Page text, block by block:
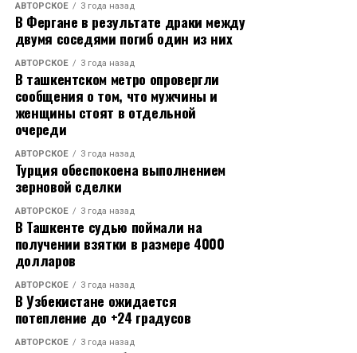
АВТОРСКОЕ 3 года назад
В Фергане в результате драки между
двумя соседями погиб один из них
АВТОРСКОЕ 3 года назад
В ташкентском метро опровергли
сообщения о том, что мужчины и
женщины стоят в отдельной
очереди
АВТОРСКОЕ 3 года назад
Турция обеспокоена выполнением
зерновой сделки
АВТОРСКОЕ 3 года назад
В Ташкенте судью поймали на
получении взятки в размере 4000
долларов
АВТОРСКОЕ 3 года назад
В Узбекистане ожидается
потепление до +24 градусов
АВТОРСКОЕ 3 года назад